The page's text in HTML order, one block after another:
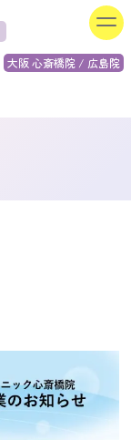
大阪 心斎橋院 / 広島院